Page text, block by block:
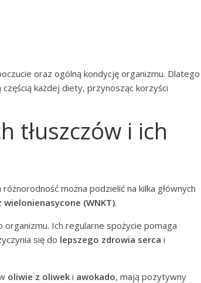
oraz ogólną kondycję organizmu. Dlatego
każdej diety, przynosząc korzyści
tłuszczów i ich
można podzielić na kilka głównych
wielonienasycone (WNKT).
Ich regularne spożycie pomaga
się do lepszego zdrowia serca i
oliwie z oliwek i awokado, mają pozytywny